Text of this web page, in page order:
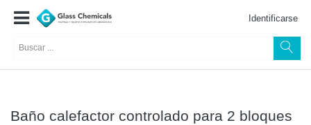
Identificarse
Baño calefactor controlado para 2 bloques